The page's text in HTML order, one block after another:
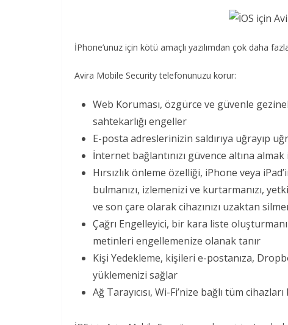
İPhone’unuz için kötü amaçlı yazılımdan çok daha
Avira Mobile Security telefonunuzu korur:
Web Koruması, özgürce ve güvenle
sahtekarlığı engeller
E-posta adreslerinizin saldırıya uğrayıp
İnternet bağlantınızı güvence altına
Hırsızlık önleme özelliği, iPhone veya
bulmanızı, izlemenizi ve kurtarmanızı,
ve son çare olarak cihazınızı uzaktan
Çağrı Engelleyici, bir kara liste
metinleri engellemenize olanak tanır
Kişi Yedekleme, kişileri e-postanıza,
yüklemenizi sağlar
Ağ Tarayıcısı, Wi-Fi’nize bağlı tüm